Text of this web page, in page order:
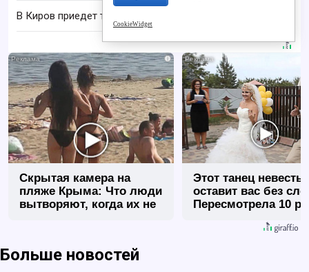
В Киров приедет телеведущая Арина Шарапова
i
Скрытая камера на
пляже Крыма: Что люди
вытворяют, когда их не
Этот танец невесты
оставит вас без
Пересмотрела 10
Больше новостей
CookieWidget